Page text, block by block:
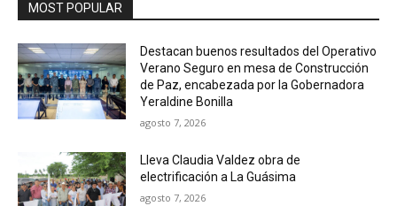
MOST POPULAR
Destacan buenos resultados del Operativo
Verano Seguro en mesa de Construcción
de Paz, encabezada por la Gobernadora
Yeraldine Bonilla
agosto 7, 2026
Lleva Claudia Valdez obra de
electrificación a La Guásima
agosto 7, 2026